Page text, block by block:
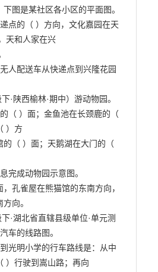
图是某社区各小区的平面图。
点的（ ）方向，文化嘉园在天
天和人家在兴
人配送车从快递点到兴隆花园
·陕西榆林·期中）游动物园。
（ ）面；金鱼池在长颈鹿的（
）方
的（ ）面；天鹅湖在大门的（
完成动物园示意图。
孔雀屋在熊猫馆的东南方向，
向。
·湖北省直辖县级单位·单元测
车的线路图。
光明小学的行车路线是：从中
）行驶到嵩山路；再向